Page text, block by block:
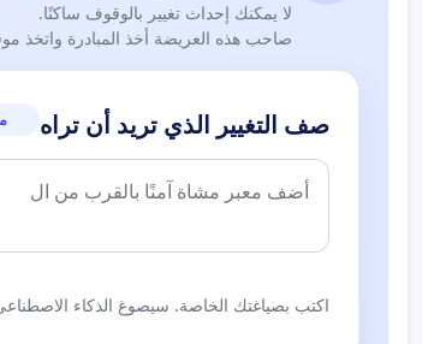
لا يمكنك إحداث تغيير بالوقوف ساكنًا.
صاحب هذه العريضة أخذ المبادرة واتخذ
صف التغيير الذي تريد أن تراه
اكتب بصياغتك الخاصة. سيصوغ الذكاء